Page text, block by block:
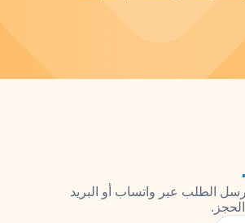
الطلب عبر واتساب أو البريد